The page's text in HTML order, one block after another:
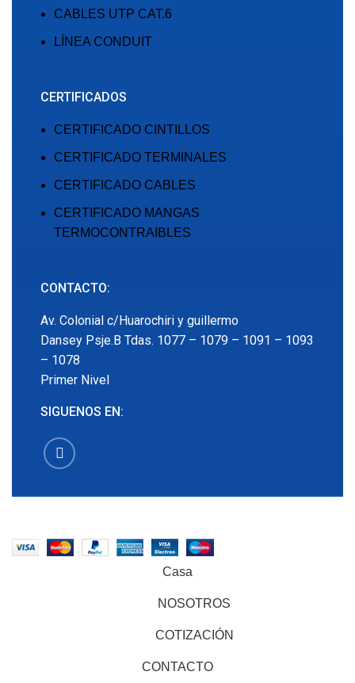
CABLES UTP CAT.6
LÍNEA CONDUIT
CERTIFICADOS
CERTIFICADO CINTILLOS
CERTIFICADO TERMINALES
CERTIFICADO CABLES
CERTIFICADO MANGAS
TERMOCONTRAIBLES
CONTACTO:
Av. Colonial c/Huarochiri y guillermo
Dansey Psje.B Tdas. 1077 – 1079 – 1091 – 1093
– 1078
Primer Nivel
SIGUENOS EN:
Casa
NOSOTROS
COTIZACIÓN
CONTACTO